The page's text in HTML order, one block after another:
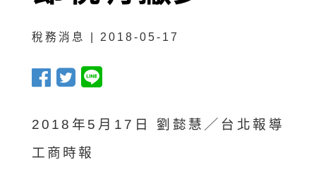
稅務消息 | 2018-05-17
2018年5月17日 劉懿慧╱台北報導
工商時報